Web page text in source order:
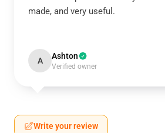
made, and very useful.
A Ashton
Verified owner
Write your review